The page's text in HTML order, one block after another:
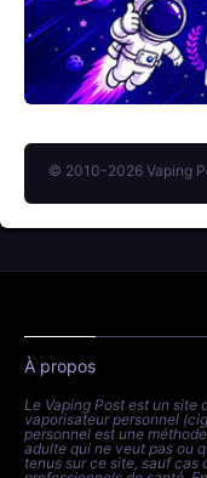
© 2010-2026 Vaping
À propos
Le Vaping Post est un site
vaporisateur personnel
personnel est une
adulte qui ne veut pas ou
tenus sur ce site, sauf cas